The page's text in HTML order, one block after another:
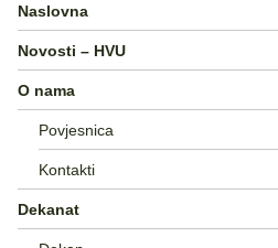
Naslovna
Novosti – HVU
O nama
Povjesnica
Kontakti
Dekanat